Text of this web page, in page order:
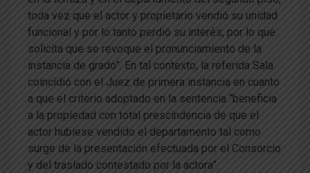
toda vez que el actor y propietario vendió su unidad
funcional y por lo tanto perdió su interés, por lo que
solicita que se revoque el pronunciamiento de la
instancia de grado”. En tal contexto, la referida Sala
coincidió con el Juez de primera instancia en cuanto
a que el criterio adoptado en la sentencia “beneficia
a la propiedad con total prescindencia de que el
actor hubiese vendido el departamento tal como
surge de la presentación efectuada por el Consorcio
y del traslado contestado por la actora”.